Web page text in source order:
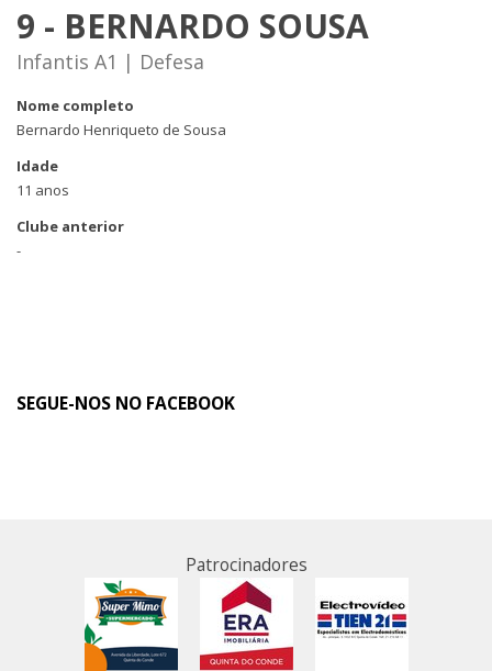
9 - BERNARDO SOUSA
Infantis A1 | Defesa
Nome completo
Bernardo Henriqueto de Sousa
Idade
11 anos
Clube anterior
-
SEGUE-NOS NO FACEBOOK
Patrocinadores